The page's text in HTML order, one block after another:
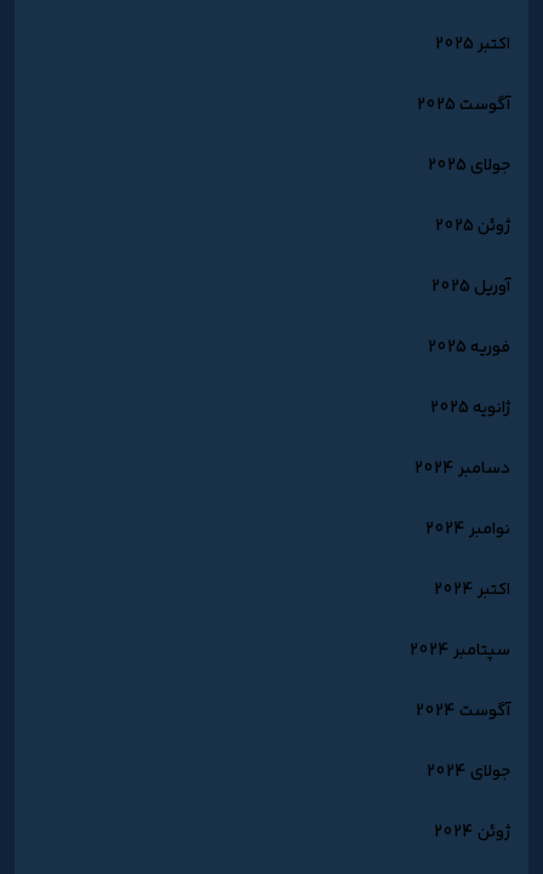
اکتبر 2025
آگوست 2025
جولای 2025
ژوئن 2025
آوریل 2025
فوریه 2025
ژانویه 2025
دسامبر 2024
نوامبر 2024
اکتبر 2024
سپتامبر 2024
آگوست 2024
جولای 2024
ژوئن 2024